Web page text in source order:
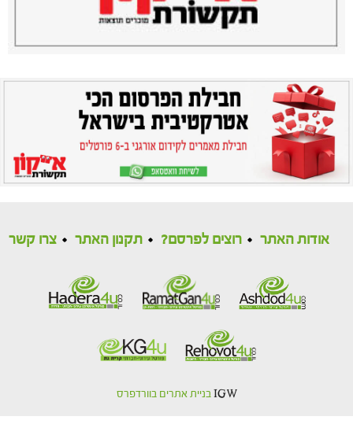
אודות האתר רוצים לפרסם? תקנון האתר צרו קשר
IGW בניית אתרים בוורדפרס